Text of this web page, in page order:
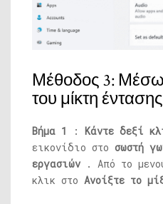
Μέθοδος 3:
του μίκτη
Βήμα 1 : Κάντε δεξί
εικονίδιο στο σωστή
εργασιών . Από το
κλικ στο Ανοίξτε το